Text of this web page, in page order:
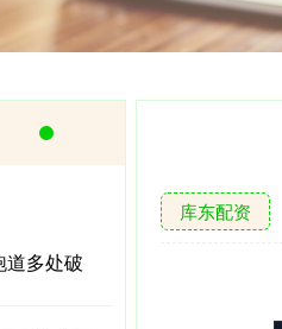
库东配资
道多处破